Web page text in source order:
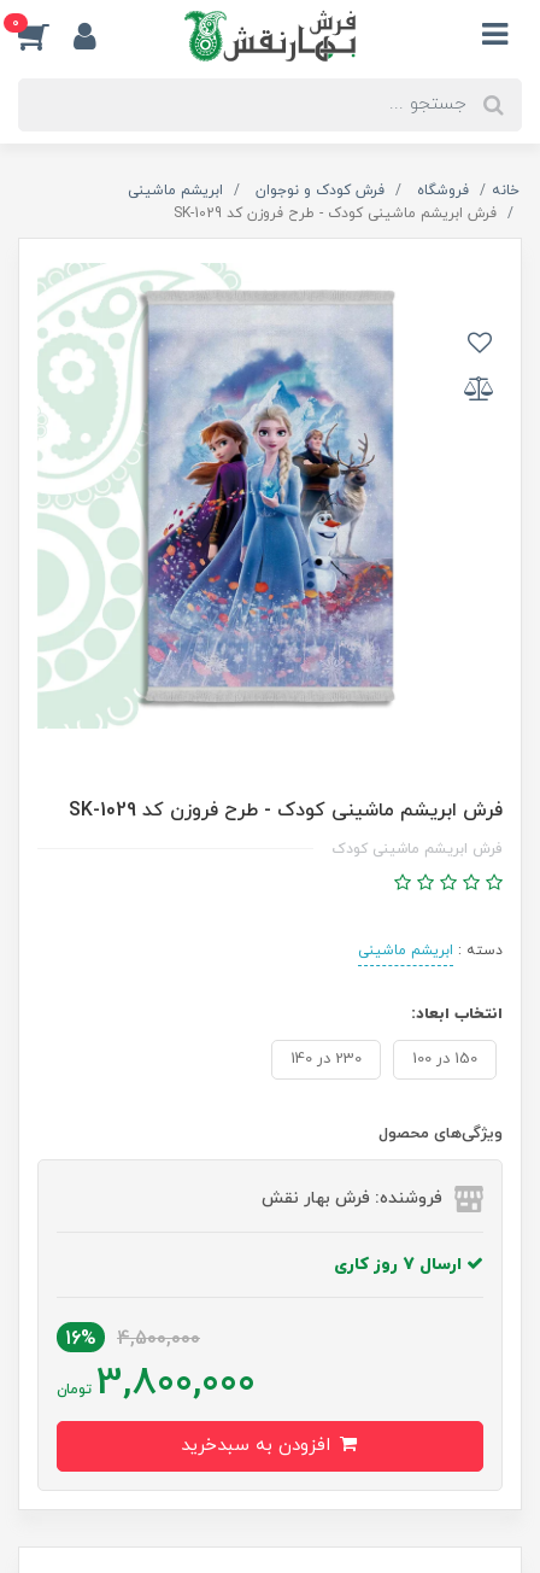
0
خانه فروشگاه فرش کودک و نوجوان
ابریشم ماشینی
فرش ابریشم ماشینی کودک - طرح فروزن کد SK-1029
فرش ابریشم ماشینی کودک - طرح فروزن کد SK-1029
فرش ابریشم ماشینی کودک
دسته : ابریشم ماشینی
انتخاب ابعاد:
150 در 100 230 در 140
ویژگی‌های محصول
فروشنده: فرش بهار نقش
ارسال 7 روز کاری
4,500,000
16%
3,800,000 تومان